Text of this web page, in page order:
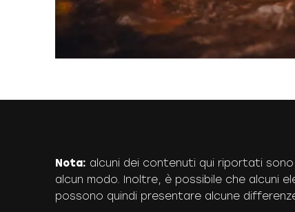
Nota: alcuni dei contenuti qui riportati
alcun modo. Inoltre, è possibile che alcuni
possono quindi presentare alcune